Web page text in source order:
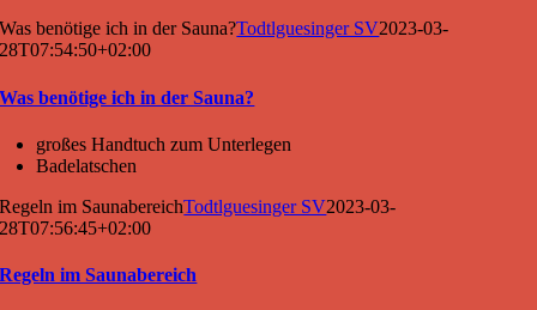
Was benötige ich in der Sauna?Todtlguesinger SV2023-03-
28T07:54:50+02:00
Was benötige ich in der Sauna?
großes Handtuch zum Unterlegen
Badelatschen
Regeln im SaunabereichTodtlguesinger SV2023-03-
28T07:56:45+02:00
Regeln im Saunabereich